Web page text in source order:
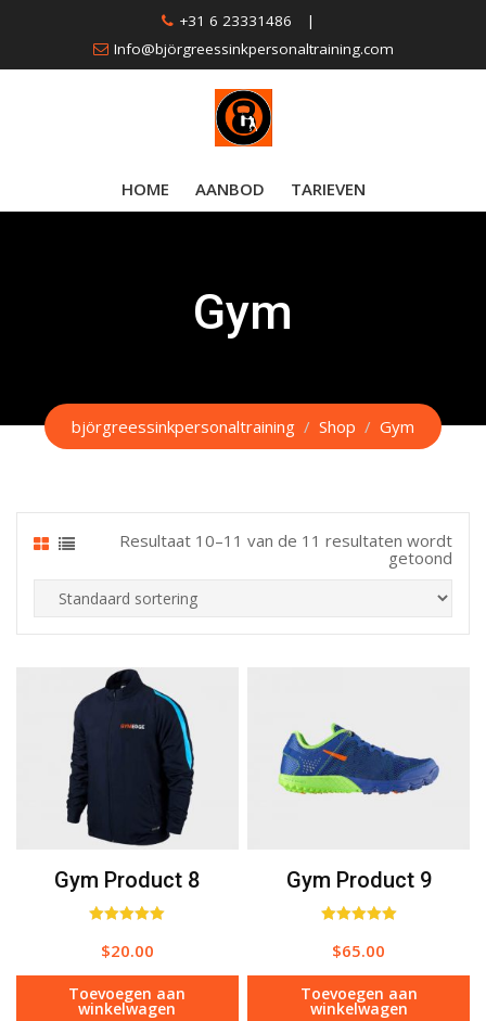
content
+31 6 23331486
|
Info@björgreessinkpersonaltraining.com
HOME AANBOD TARIEVEN
Gym
björgreessinkpersonaltraining / Shop / Gym
Resultaat 10–11 van de 11 resultaten wordt
getoond
Gym Product 8
5.00
$20.00
Toevoegen aan
winkelwagen
Gym Product 9
5.00
$65.00
Toevoegen aan
winkelwagen